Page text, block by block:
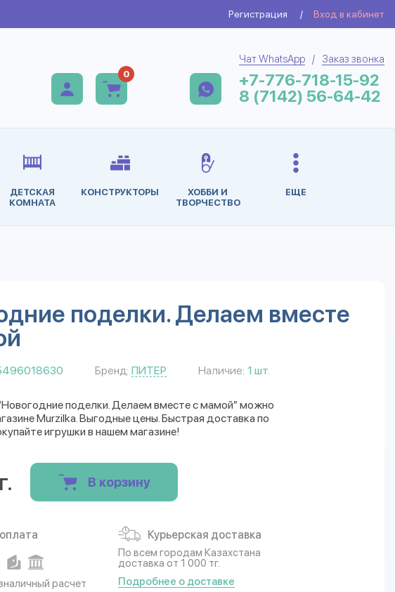
Регистрация / Вход в кабинет
0
Чат WhatsApp / Заказ звонка
+7-776-718-15-92
8 (7142) 56-64-42
ДЕТСКАЯ
КОМНАТА
КОНСТРУКТОРЫ
ХОББИ И
ТВОРЧЕСТВО
ЕЩЕ
поделки. Делаем вместе
Бренд: ПИТЕР Наличие: 1 шт.
поделки. Делаем вместе с мамой” можно
Murzilka. Выгодные цены. Быстрая доставка по
игрушки в нашем магазине!
В корзину
расчет
Курьерская доставка
По всем городам Казахстана
доставка от 1 000 тг.
Подробнее о доставке